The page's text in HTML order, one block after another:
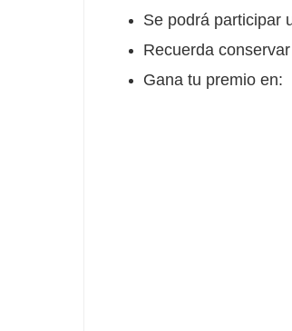
Se podrá participar
Recuerda
Gana tu premio en: